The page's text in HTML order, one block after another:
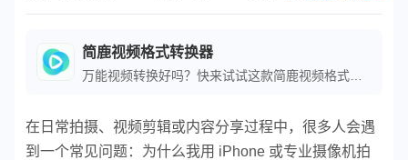
简鹿视频格式转换器
在日常拍摄、视频剪辑或内容分享过程中，很多人会遇
到一个常见问题：为什么我用 iPhone 或专业摄像机拍